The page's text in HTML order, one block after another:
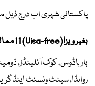
پاکستانی شہری اب درج ذیل
بغیر ویزا (Visa-free) 11 ممالک:
بارباڈوس، کوک آئلینڈز،
روانڈا، سینٹ ونسنٹ اینڈ